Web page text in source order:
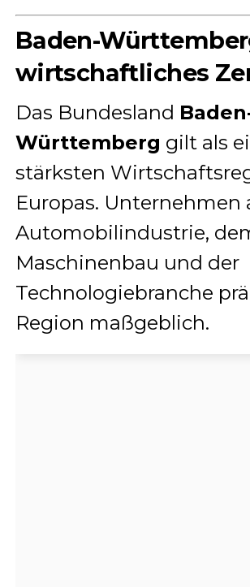
Baden-
wirtschaftliches
Das Bundesland
Württemberg gilt als
stärksten
Europas. Unternehmen
Automobilindustrie,
Maschinenbau und der
Technologiebranche
Region maßgeblich.